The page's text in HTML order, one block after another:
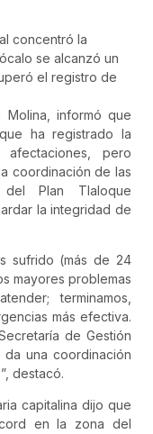
concentró la
se alcanzó un
el registro de
informó que
ha registrado la
pero
coordinación de las
Plan Tlaloque
la integridad de
sufrido (más de 24
mayores problemas
terminamos,
más efectiva.
de Gestión
una coordinación
destacó.
capitalina dijo que
en la zona del